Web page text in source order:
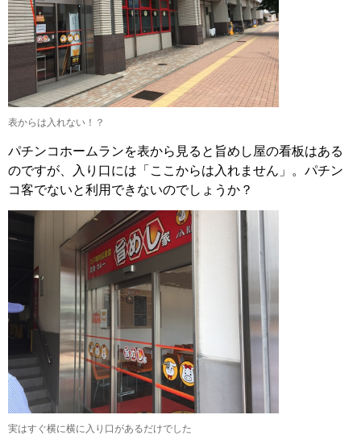
表からは入れない！？
パチンコホームランを表から見ると旨めし屋の看板はある
のですが、入り口には「ここからは入れません」。パチン
コ客でないと利用できないのでしょうか？
実はすぐ横に横に入り口があるだけでした